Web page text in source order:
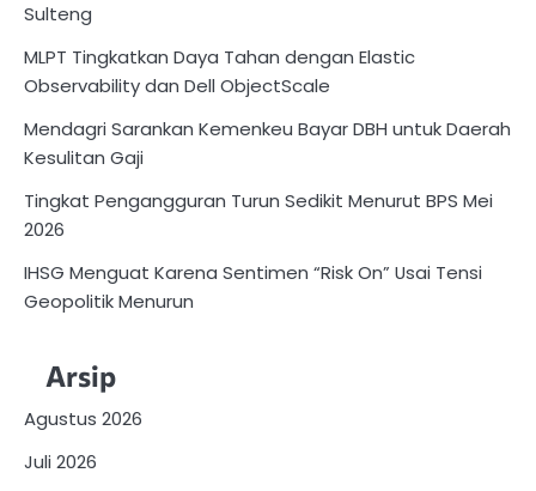
Sulteng
MLPT Tingkatkan Daya Tahan dengan Elastic
Observability dan Dell ObjectScale
Mendagri Sarankan Kemenkeu Bayar DBH untuk Daerah
Kesulitan Gaji
Tingkat Pengangguran Turun Sedikit Menurut BPS Mei
2026
IHSG Menguat Karena Sentimen “Risk On” Usai Tensi
Geopolitik Menurun
Arsip
Agustus 2026
Juli 2026